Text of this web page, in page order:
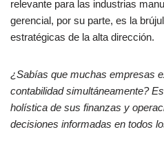
relevante para las industrias
gerencial, por su parte, es la
estratégicas de la alta dirección.
¿Sabías que muchas empresas
contabilidad simultáneamente?
holística de sus finanzas y
decisiones informadas en todos